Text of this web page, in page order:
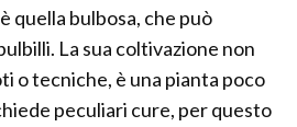
quella bulbosa, che può
La sua coltivazione non
o tecniche, è una pianta poco
peculiari cure, per questo